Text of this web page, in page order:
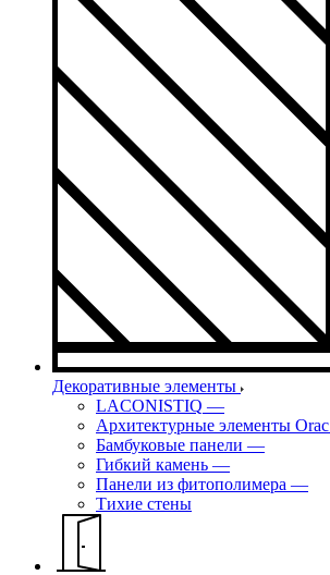
Декоративные элементы
LACONISTIQ —
Архитектурные элементы Orac
Бамбуковые панели —
Гибкий камень —
Панели из фитополимера —
Тихие стены